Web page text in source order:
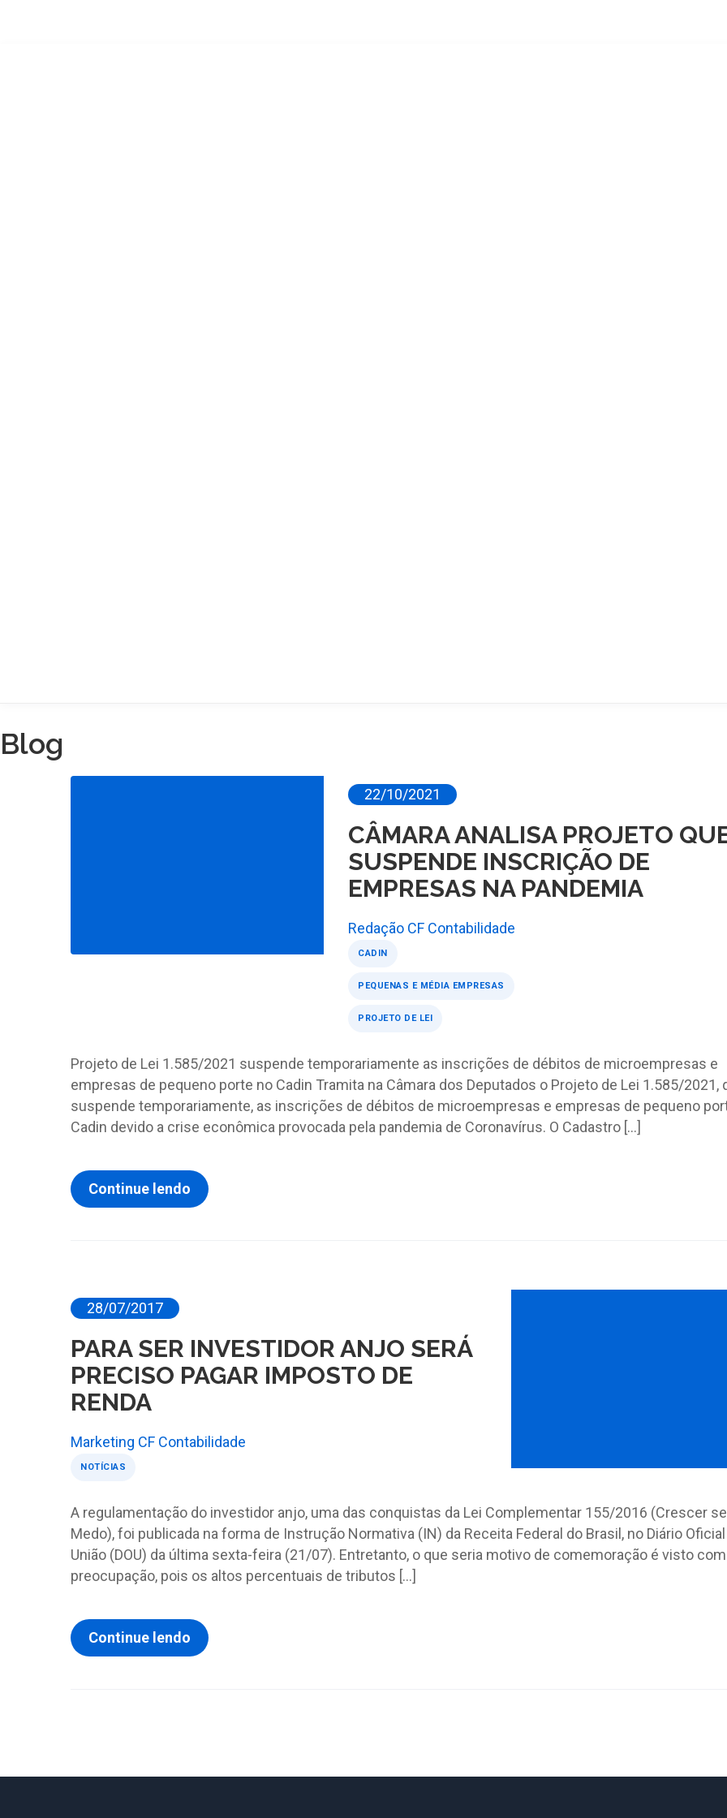
Blog
22/10/2021
CÂMARA ANALISA PROJETO
SUSPENDE INSCRIÇÃO DE
EMPRESAS NA PANDEMIA
Redação CF Contabilidade
CADIN
PEQUENAS E MÉDIA EMPRESAS
PROJETO DE LEI
Projeto de Lei 1.585/2021 suspende temporariamente as inscrições de débitos de microempresas e
empresas de pequeno porte no Cadin Tramita na Câmara dos Deputados o Projeto de Lei 1.585/2021,
suspende temporariamente, as inscrições de débitos de microempresas e empresas de pequeno
Cadin devido a crise econômica provocada pela pandemia de Coronavírus. O Cadastro […]
Continue lendo
28/07/2017
PARA SER INVESTIDOR ANJO SERÁ
PRECISO PAGAR IMPOSTO DE
RENDA
Marketing CF Contabilidade
NOTÍCIAS
A regulamentação do investidor anjo, uma das conquistas da Lei Complementar 155/2016 (Crescer
Medo), foi publicada na forma de Instrução Normativa (IN) da Receita Federal do Brasil, no Diário Oficial
União (DOU) da última sexta-feira (21/07). Entretanto, o que seria motivo de comemoração é visto com
preocupação, pois os altos percentuais de tributos […]
Continue lendo